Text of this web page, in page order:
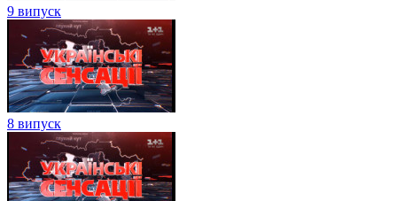
9 випуск
8 випуск